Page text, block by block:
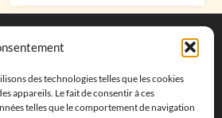
des technologies telles que les cookies
appareils. Le fait de consentir à ces
telles que le comportement de navigation
13500 Martigues, France
: +33652313256‬